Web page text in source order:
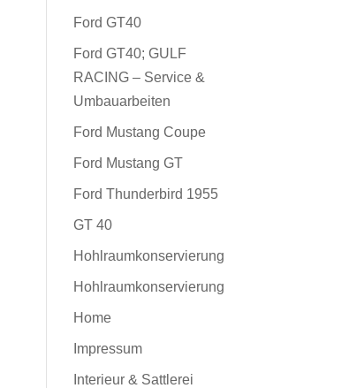
Ford GT40
Ford GT40; GULF
RACING – Service &
Umbauarbeiten
Ford Mustang Coupe
Ford Mustang GT
Ford Thunderbird 1955
GT 40
Hohlraumkonservierung
Hohlraumkonservierung
Home
Impressum
Interieur & Sattlerei